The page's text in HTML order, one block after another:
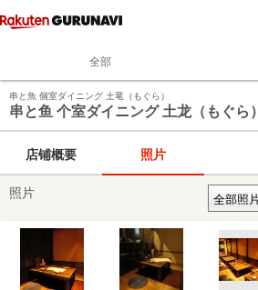
全部
串と魚 個室ダイニング 土竜（もぐら）
串と鱼 个室ダイニング 土龙（もぐら）
店铺概要 照片
照片